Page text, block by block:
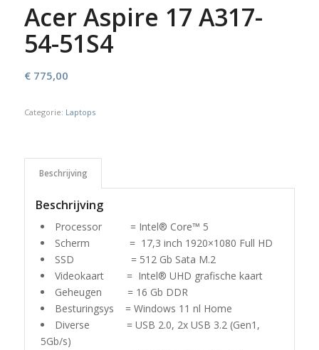
Acer Aspire 17 A317-
54-51S4
€775,00
Categorie: Laptops
Beschrijving
Beschrijving
Processor = Intel® Core™ 5
Scherm = 17,3 inch 1920×1080 Full HD
SSD = 512 Gb Sata M.2
Videokaart = Intel® UHD grafische kaart
Geheugen = 16 Gb DDR
Besturingsys = Windows 11 nl Home
Diverse = USB 2.0, 2x USB 3.2 (Gen1,
5Gb/s)